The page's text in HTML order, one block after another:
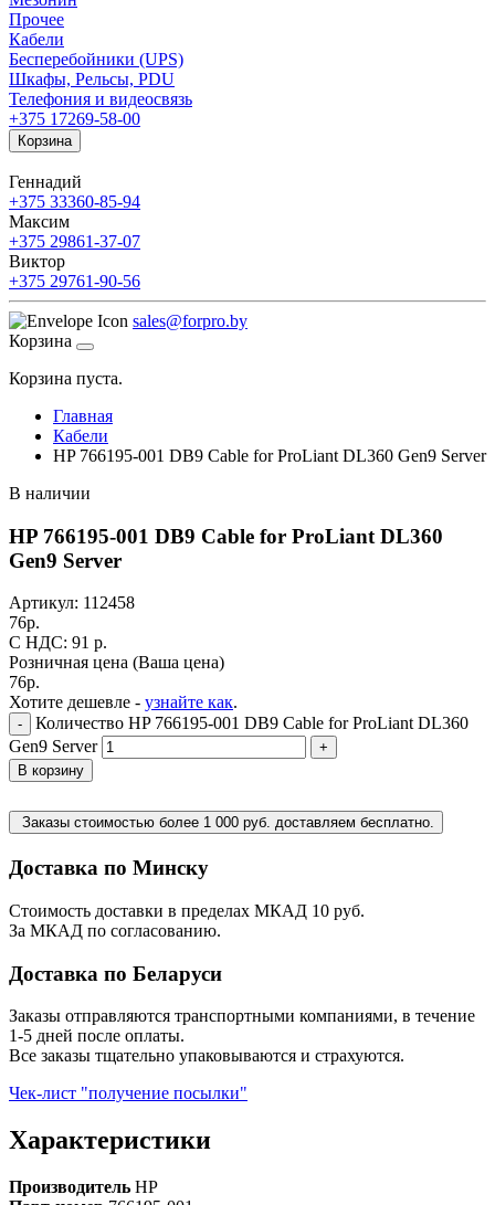
Прочее
Кабели
Бесперебойники (UPS)
Шкафы, Рельсы, PDU
Телефония и видеосвязь
+375 17269-58-00
Корзина
Геннадий
+375 33360-85-94
Максим
+375 29861-37-07
Виктор
+375 29761-90-56
sales@forpro.by
Корзина
Корзина пуста.
Главная
Кабели
HP 766195-001 DB9 Cable for ProLiant DL360 Gen9 Server
В наличии
HP 766195-001 DB9 Cable for ProLiant DL360
Gen9 Server
Артикул: 112458
76р.
C НДС: 91 р.
Розничная цена (Ваша цена)
76р.
Хотите дешевле - узнайте как.
-
Количество HP 766195-001 DB9 Cable for ProLiant DL360
Gen9 Server
+
В корзину
Заказы стоимостью более 1 000 руб. доставляем бесплатно.
Доставка по Минску
Стоимость доставки в пределах МКАД 10 руб.
За МКАД по согласованию.
Доставка по Беларуси
Заказы отправляются транспортными компаниями, в течение
1-5 дней после оплаты.
Все заказы тщательно упаковываются и страхуются.
Чек-лист "получение посылки"
Характеристики
Производитель HP